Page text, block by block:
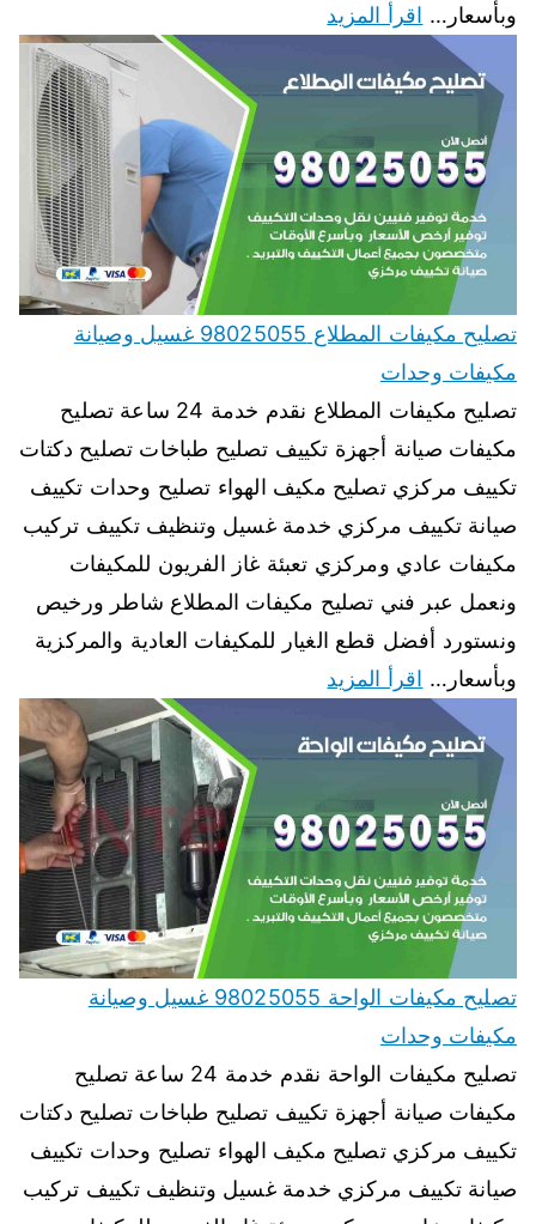
وبأسعار… اقرأ المزيد
تصليح مكيفات المطلاع 98025055 غسيل وصيانة
مكيفات وحدات
تصليح مكيفات المطلاع نقدم خدمة 24 ساعة تصليح
مكيفات صيانة أجهزة تكييف تصليح طباخات تصليح دكتات
تكييف مركزي تصليح مكيف الهواء تصليح وحدات تكييف
صيانة تكييف مركزي خدمة غسيل وتنظيف تكييف تركيب
مكيفات عادي ومركزي تعبئة غاز الفريون للمكيفات
ونعمل عبر فني تصليح مكيفات المطلاع شاطر ورخيص
ونستورد أفضل قطع الغيار للمكيفات العادية والمركزية
وبأسعار… اقرأ المزيد
تصليح مكيفات الواحة 98025055 غسيل وصيانة
مكيفات وحدات
تصليح مكيفات الواحة نقدم خدمة 24 ساعة تصليح
مكيفات صيانة أجهزة تكييف تصليح طباخات تصليح دكتات
تكييف مركزي تصليح مكيف الهواء تصليح وحدات تكييف
صيانة تكييف مركزي خدمة غسيل وتنظيف تكييف تركيب